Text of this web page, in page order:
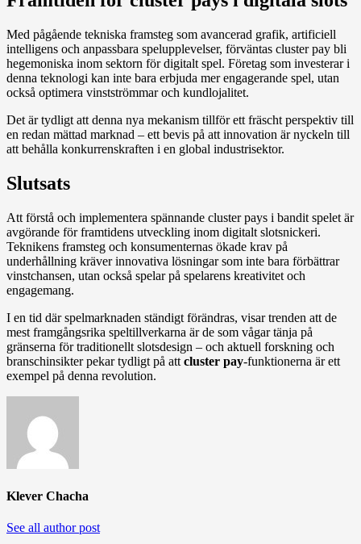
Med pågående tekniska framsteg som avancerad grafik, artificiell
intelligens och anpassbara spelupplevelser, förväntas cluster pay bli
hegemoniska inom sektorn för digitalt spel. Företag som investerar i
denna teknologi kan inte bara erbjuda mer engagerande spel, utan
också optimera vinstströmmar och kundlojalitet.
Det är tydligt att denna nya mekanism tillför ett fräscht perspektiv till
en redan mättad marknad – ett bevis på att innovation är nyckeln till
att behålla konkurrenskraften i en global industrisektor.
Slutsats
Att förstå och implementera spännande cluster pays i bandit spelet är
avgörande för framtidens utveckling inom digitalt slotsnickeri.
Teknikens framsteg och konsumenternas ökade krav på
underhållning kräver innovativa lösningar som inte bara förbättrar
vinstchansen, utan också spelar på spelarens kreativitet och
engagemang.
I en tid där spelmarknaden ständigt förändras, visar trenden att de
mest framgångsrika speltillverkarna är de som vågar tänja på
gränserna för traditionellt slotsdesign – och aktuell forskning och
branschinsikter pekar tydligt på att cluster pay-funktionerna är ett
exempel på denna revolution.
Klever Chacha
See all author post